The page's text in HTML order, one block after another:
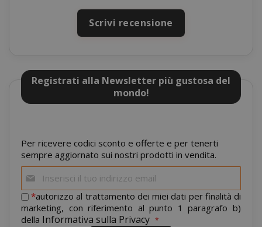
Scrivi recensione
Registrati alla Newsletter più gustosa del
mondo!
Per ricevere codici sconto e offerte e per tenerti
sempre aggiornato sui nostri prodotti in vendita.
alla
nostra
newsletter:
*autorizzo al trattamento dei miei dati per finalità di
marketing, con riferimento al punto 1 paragrafo b)
della Informativa sulla Privacy
Strettamente necessari
Performance
Targeting
Funzionalità
sito web come l'accesso dell'utente e la
gestione dell'account. Il sito web non può
essere utilizzato correttamente senza i
SID